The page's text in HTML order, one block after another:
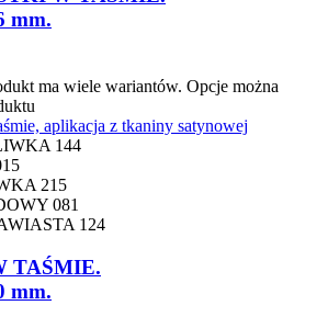
mm.
ma wiele wariantów. Opcje można
144
215
081
124
TAŚMIE.
mm.